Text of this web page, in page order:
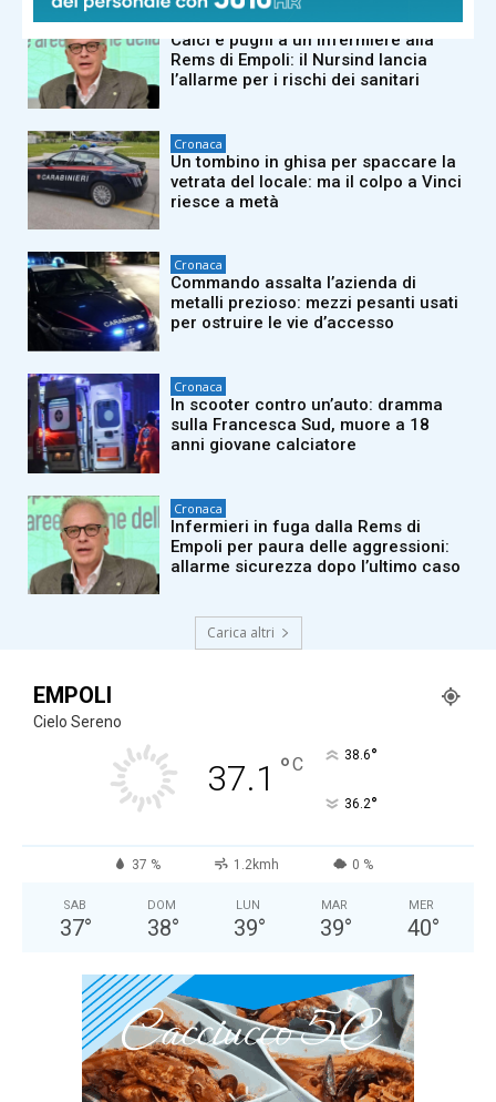
Cronaca
Calci e pugni a un infermiere alla
Rems di Empoli: il Nursind lancia
l’allarme per i rischi dei sanitari
Cronaca
Un tombino in ghisa per spaccare la
vetrata del locale: ma il colpo a Vinci
riesce a metà
Cronaca
Commando assalta l’azienda di
metalli prezioso: mezzi pesanti usati
per ostruire le vie d’accesso
Cronaca
In scooter contro un’auto: dramma
sulla Francesca Sud, muore a 18
anni giovane calciatore
Cronaca
Infermieri in fuga dalla Rems di
Empoli per paura delle aggressioni:
allarme sicurezza dopo l’ultimo caso
Carica altri
EMPOLI
Cielo Sereno
37.1 °C 38.6°
36.2°
37 % 1.2kmh 0 %
SAB
37°
DOM
38°
LUN
39°
MAR
39°
MER
40°